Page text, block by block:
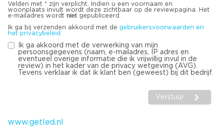
Velden met * zijn verplicht. Indien u een voornaam en
woonplaats invult wordt deze zichtbaar op de reviewpagina. Het
e-mailadres wordt niet gepubliceerd.
Ik ga bij verzenden akkoord met de gebruikersvoorwaarden en
het privacybeleid
Ik ga akkoord met de verwerking van mijn
persoonsgegevens (naam, e-mailadres, IP adres en
eventueel overige informatie die ik vrijwillig invul in de
review) in het kader van de privacy wetgeving (AVG).
Tevens verklaar ik dat ik klant ben (geweest) bij dit bedrijf.
Verstuur
www.getled.nl